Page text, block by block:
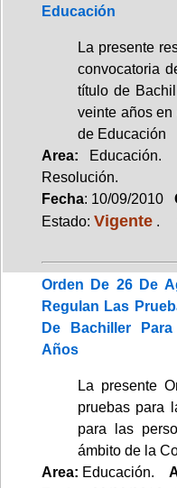
Educación
La presente
convocatoria
título de
veinte años
de Educación
Area:
Resolución.
Fecha: 10/09/2010
Estado: Vigente .
Orden De 26 De
Regulan Las
De Bachiller
Años
La presente
pruebas para
para las
ámbito de la
Area: Educación.